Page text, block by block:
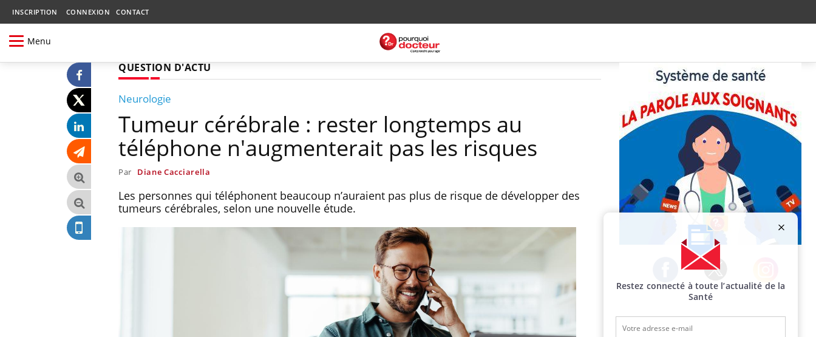
INSCRIPTION CONNEXION CONTACT
Menu
QUESTION D'ACTU
Neurologie
Tumeur cérébrale : rester longtemps au
téléphone n'augmenterait pas les risques
Par Diane Cacciarella
Les personnes qui téléphonent beaucoup n’auraient pas plus de risque de développer des
tumeurs cérébrales, selon une nouvelle étude.
Facebook Twitter Instagram
Restez connecté à toute l’actualité de la
Santé